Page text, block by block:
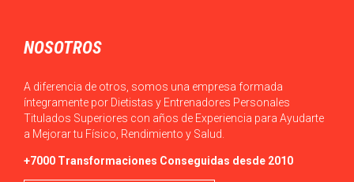
NOSOTROS
A diferencia de otros, somos una empresa formada
íntegramente por Dietistas y Entrenadores Personales
Titulados Superiores con años de Experiencia para Ayudarte
a Mejorar tu Físico, Rendimiento y Salud.
+7000 Transformaciones Conseguidas desde 2010